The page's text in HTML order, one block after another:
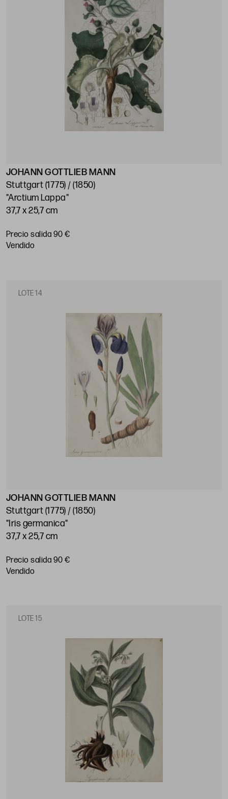
JOHANN GOTTLIEB MANN
Stuttgart (1775) / (1850)
"Arctium Lappa"
37,7 x 25,7 cm
Precio salida 90 €
vendido
LOTE 14
JOHANN GOTTLIEB MANN
Stuttgart (1775) / (1850)
"Iris germanica"
37,7 x 25,7 cm
Precio salida 90 €
vendido
LOTE 15